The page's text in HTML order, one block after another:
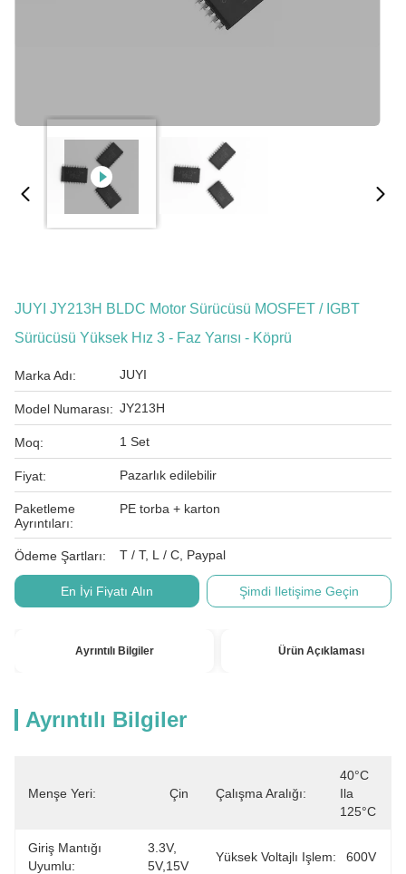
JUYI JY213H BLDC Motor Sürücüsü MOSFET / IGBT
Sürücüsü Yüksek Hız 3 - Faz Yarısı - Köprü
Marka Adı: JUYI
Model Numarası: JY213H
Moq: 1 Set
Fiyat: Pazarlık edilebilir
Paketleme
Ayrıntıları:
PE torba + karton
Ödeme Şartları: T / T, L / C, Paypal
En İyi Fiyatı Alın Şimdi Iletişime Geçin
Ayrıntılı Bilgiler Ürün Açıklaması
Ayrıntılı Bilgiler
Menşe Yeri: Çin Çalışma Aralığı:
40°C
Ila
125°C
Giriş Mantığı
Uyumlu:
3.3V,
5V,15V
Yüksek Voltajlı Işlem: 600V